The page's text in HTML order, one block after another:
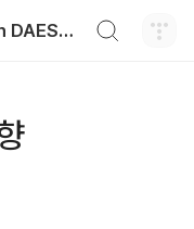
ENERGY KOREA With DAESUNG ENERGY